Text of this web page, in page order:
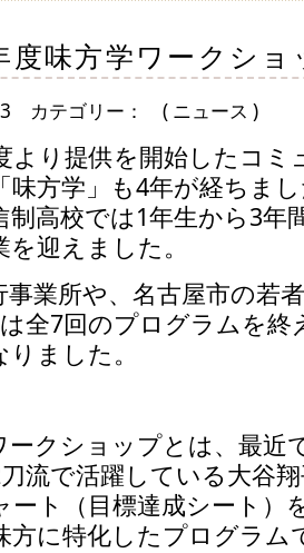
度味方学ワークショ
カテゴリー： ( ニュース )
より提供を開始したコ
味方学」も4年が経ちま
制高校では1年生から3年
迎えました。
事業所や、名古屋市の若
全7回のプログラムを
ました。
ークショップとは、最近
流で活躍している大谷
ート（目標達成シート）
方に特化したプログラム